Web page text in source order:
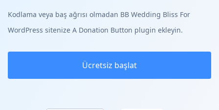
Kodlama veya baş ağrısı olmadan BB Wedding Bliss For
WordPress sitenize A Donation Button plugin ekleyin.
Ücretsiz başlat